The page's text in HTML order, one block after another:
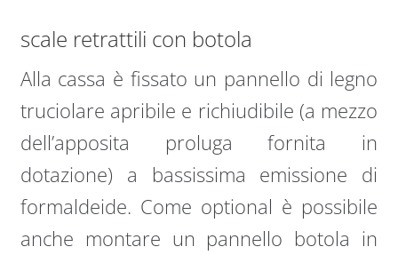
scale retrattili con botola
Alla cassa è fissato un pannello di legno
truciolare apribile e richiudibile (a mezzo
dell’apposita proluga fornita in
dotazione) a bassissima emissione di
formaldeide. Come optional è possibile
anche montare un pannello botola in